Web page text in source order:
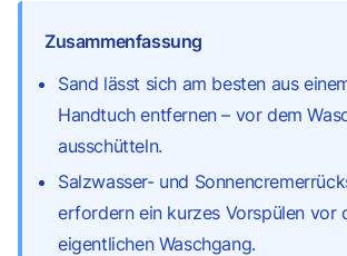
Zusammenfassung
Sand lässt sich am besten aus
Handtuch entfernen – vor dem
ausschütteln.
Salzwasser- und
erfordern ein kurzes Vorspülen vor
eigentlichen Waschgang.